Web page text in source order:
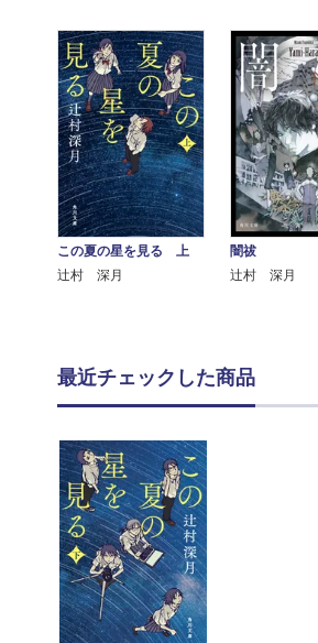
この夏の星を見る 上
辻村 深月
闇祓
辻村 深月
最近チェックした商品